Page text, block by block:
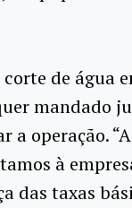
de água
mandado
a operação.
à
das taxas